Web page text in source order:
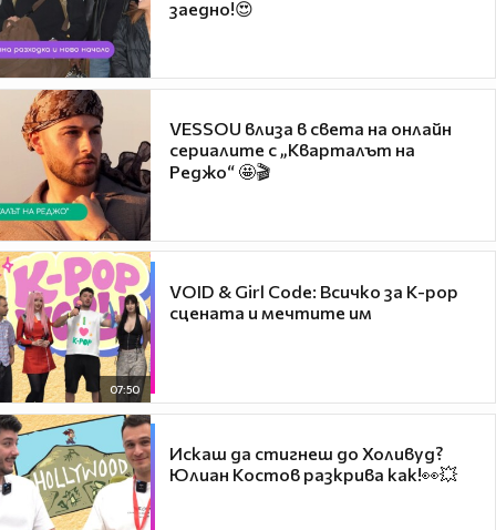
заедно!😍
VESSOU влиза в света на онлайн
сериалите с „Кварталът на
Реджо“ 🤩🎬
07:50
VOID & Girl Code: Всичко за K-pop
сцената и мечтите им
Искаш да стигнеш до Холивуд?
Юлиан Костов разкрива как!👀💥